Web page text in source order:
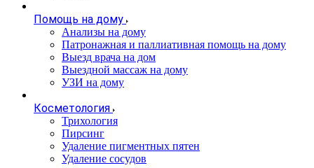
Помощь на дому
Анализы на дому
Патронажная и паллиативная помощь на дому
Выезд врача на дом
Выездной массаж на дому
УЗИ на дому
Косметология
Трихология
Пирсинг
Удаление пигментных пятен
Удаление сосудов